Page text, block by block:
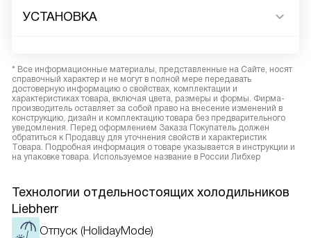
УСТАНОВКА
* Все информационные материалы, представленные на Сайте, носят
справочный характер и не могут в полной мере передавать
достоверную информацию о свойствах, комплектации и
характеристиках товара, включая цвета, размеры и формы. Фирма-
производитель оставляет за собой право на внесение изменений в
конструкцию, дизайн и комплектацию товара без предварительного
уведомления. Перед оформлением Заказа Покупатель должен
обратиться к Продавцу для уточнения свойств и характеристик
Товара. Подробная информация о товаре указывается в инструкции и
на упаковке товара. Используемое название в России Либхер
Технологии отдельностоящих холодильников
Liebherr
Отпуск (HolidayMode)